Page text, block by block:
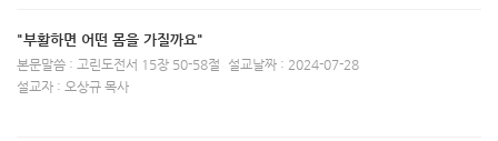
"부활하면 어떤 몸을 가질까요"
본문말씀 : 고린도전서 15장 50-58절
설교날짜 : 2024-07-28
설교자 : 오상규 목사